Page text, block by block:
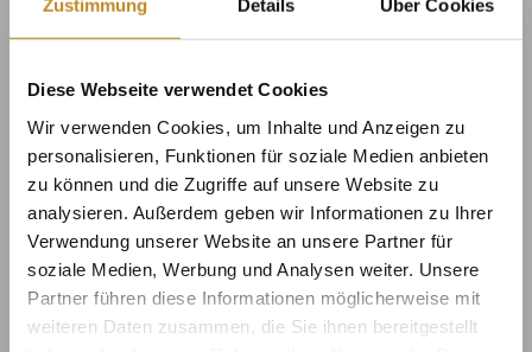
Zustimmung Details Über Cookies
Diese Webseite verwendet Cookies
Wir verwenden Cookies, um Inhalte und Anzeigen zu
personalisieren, Funktionen für soziale Medien anbieten
zu können und die Zugriffe auf unsere Website zu
analysieren. Außerdem geben wir Informationen zu Ihrer
Verwendung unserer Website an unsere Partner für
soziale Medien, Werbung und Analysen weiter. Unsere
Partner führen diese Informationen möglicherweise mit
weiteren Daten zusammen, die Sie ihnen bereitgestellt
Renovierung
erworben, die dem Hof neues Leben einhauchen
wollte mit dem Ziel, Dänemarks schönstes Gut zu
gestalten. Mithilfe einiger der fähigsten Architekten
und Handwerker vor Ort, wurde das Gut Broløkke
wieder in einen magischen Ort verwandelt. Mit
großem Respekt vor der bestehenden Baustruktur
und die sie umgebende Landschaft, wurden die